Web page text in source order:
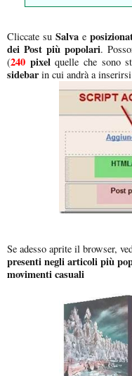
Cliccate su Salva e
dei Post più popolari.
(240 pixelquelle che sono
sidebarin cui andrà a inserirsi
Se adesso aprite il browser,
presenti negli articoli più
movimenti casuali